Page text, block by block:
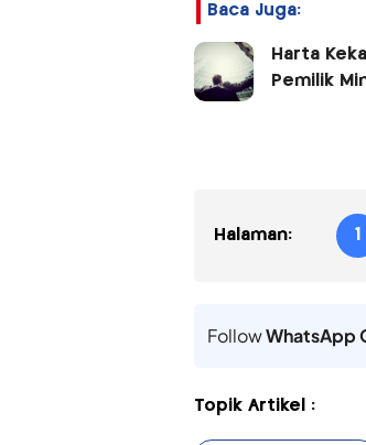
Baca Juga:
Harta
Pemilik
Halaman: 1
FollowWhatsApp
Topik Artikel :